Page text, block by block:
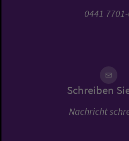
0441
Schreiben
Nachricht